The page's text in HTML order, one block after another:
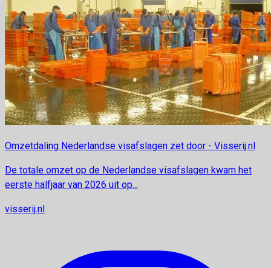
Omzetdaling Nederlandse visafslagen zet door - Visserij.nl
De totale omzet op de Nederlandse visafslagen kwam het
eerste halfjaar van 2026 uit op...
visserij.nl